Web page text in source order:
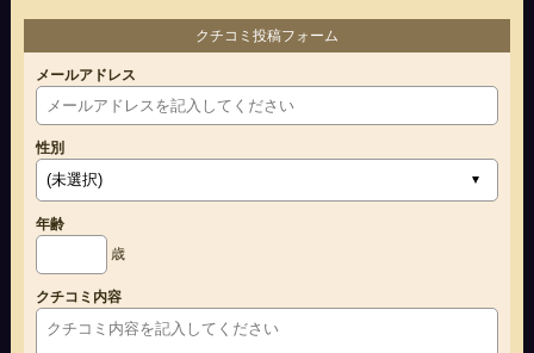
クチコミ投稿フォーム
メールアドレス
性別
年齢
歳
クチコミ内容